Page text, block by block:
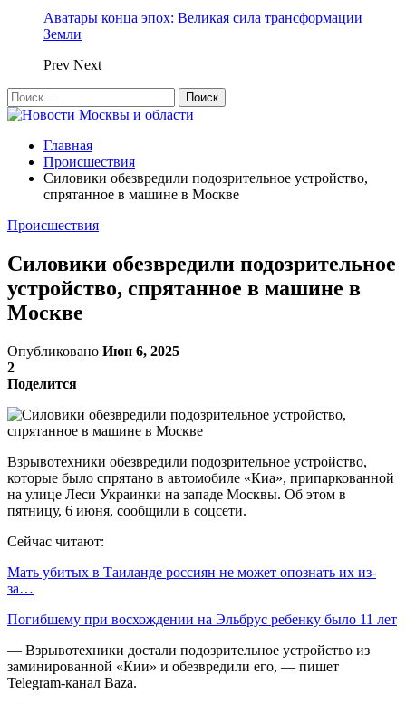
Аватары конца эпох: Великая сила трансформации
Земли
Prev Next
Главная
Происшествия
Силовики обезвредили подозрительное устройство,
спрятанное в машине в Москве
Происшествия
Силовики обезвредили подозрительное
устройство, спрятанное в машине в
Москве
Опубликовано Июн 6, 2025
2
Поделится
Взрывотехники обезвредили подозрительное устройство,
которые было спрятано в автомобиле «Киа», припаркованной
на улице Леси Украинки на западе Москвы. Об этом в
пятницу, 6 июня, сообщили в соцсети.
Сейчас читают:
Мать убитых в Таиланде россиян не может опознать их из-
за…
Погибшему при восхождении на Эльбрус ребенку было 11 лет
— Взрывотехники достали подозрительное устройство из
заминированной «Кии» и обезвредили его, — пишет
Telegram-канал Baza.